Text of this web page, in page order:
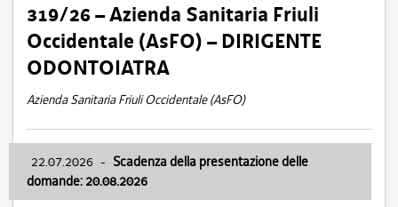
319/26 – Azienda Sanitaria Friuli
Occidentale (AsFO) – DIRIGENTE
ODONTOIATRA
Azienda Sanitaria Friuli Occidentale (AsFO)
22.07.2026 - Scadenza della presentazione delle
domande: 20.08.2026